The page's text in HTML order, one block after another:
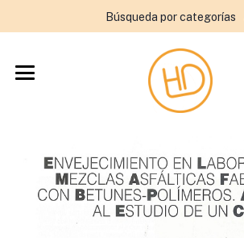
Búsqueda por categorías